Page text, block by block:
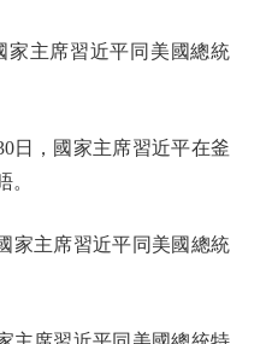
主席習近平同美國總統
，國家主席習近平在釜
。
主席習近平同美國總統